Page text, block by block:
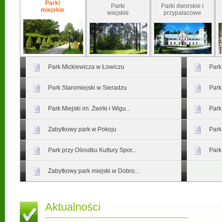
Parki
miejskie
Parki
wiejskie
Parki dworskie i
przypałacowe
Park Mickiewicza w Łowiczu
Park Staromiejski w Sieradzu
Park Miejski im. Żwirki i Wigu...
Zabytkowy park w Pokoju
Park przy Ośrodku Kultury Spor...
Zabytkowy park miejski w Dobro...
Aktualności